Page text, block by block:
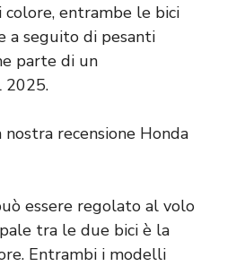
colore, entrambe le bici
a seguito di pesanti
parte di un
2025.
recensione Honda
tra le due bici è la
Entrambi i modelli